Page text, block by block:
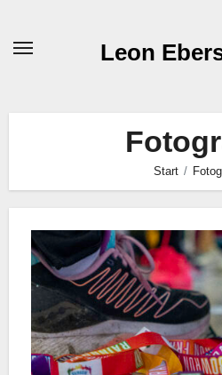
Leon
Start